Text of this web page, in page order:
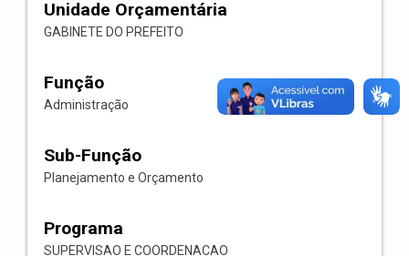
Unidade Orçamentária
GABINETE DO PREFEITO
Função
Administração
Sub-Função
Planejamento e Orçamento
Programa
SUPERVISAO E COORDENACAO